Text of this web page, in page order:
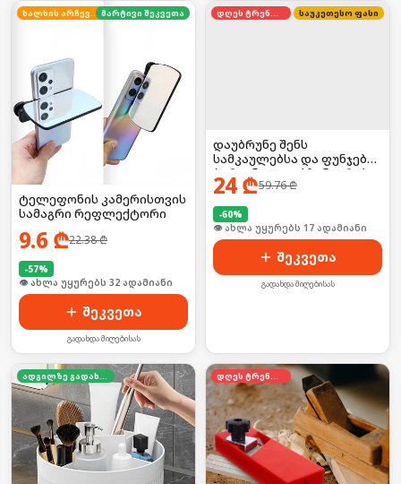
ხალხის არჩევანი მარტივი შეკვეთა
ტელეფონის კამერისთვის
სამაგრი რეფლექტორი
9.6 ₾22.38₾
-57%
🛒 ბოლო 24სთ-ში იყიდა 43-მა
შეკვეთა
გადახდა მიღებისას
დღეს ტრენდში საუკეთესო ფასი
დაუბრუნე შენს
სამკაულებსა და ფუნჯებს
პირვანდელი ბზინვარება!
💍✨ ულტრაბგერითი
24₾59.76₾
-60%
🛒 ბოლო 24სთ-ში იყიდა 23-მა
შეკვეთა
გადახდა მიღებისას
ადგილზე გადახდა დღეს ტრენდში